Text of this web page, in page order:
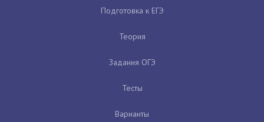
Подготовка к ЕГЭ
Теория
Задания ОГЭ
Тесты
Варианты